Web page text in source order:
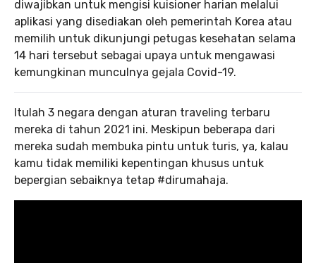
diwajibkan untuk mengisi kuisioner harian melalui
aplikasi yang disediakan oleh pemerintah Korea atau
memilih untuk dikunjungi petugas kesehatan selama
14 hari tersebut sebagai upaya untuk mengawasi
kemungkinan munculnya gejala Covid-19.
Itulah 3 negara dengan aturan traveling terbaru
mereka di tahun 2021 ini. Meskipun beberapa dari
mereka sudah membuka pintu untuk turis, ya, kalau
kamu tidak memiliki kepentingan khusus untuk
bepergian sebaiknya tetap #dirumahaja.